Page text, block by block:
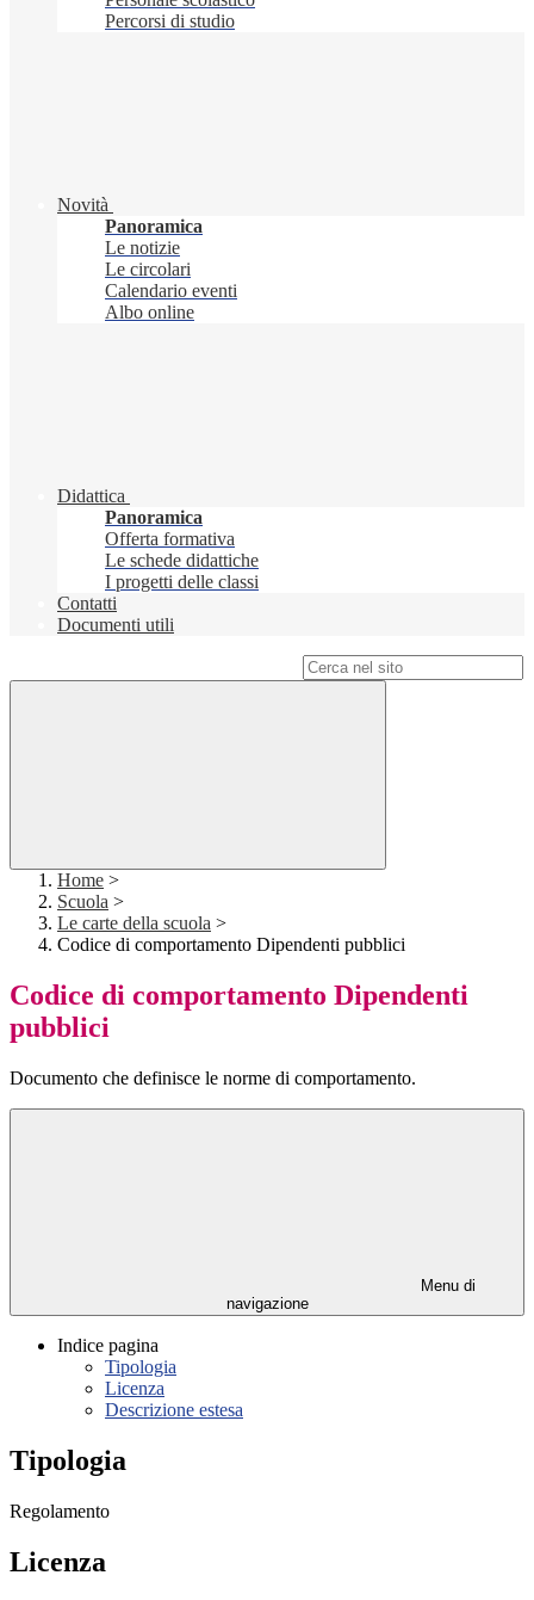
Percorsi di studio
Novità
Panoramica
Le notizie
Le circolari
Calendario eventi
Albo online
Didattica
Panoramica
Offerta formativa
Le schede didattiche
I progetti delle classi
Contatti
Documenti utili
Home >
Scuola >
Le carte della scuola >
Codice di comportamento Dipendenti pubblici
Codice di comportamento Dipendenti
pubblici
Documento che definisce le norme di comportamento.
Menu di
navigazione
Indice pagina
Tipologia
Licenza
Descrizione estesa
Tipologia
Regolamento
Licenza